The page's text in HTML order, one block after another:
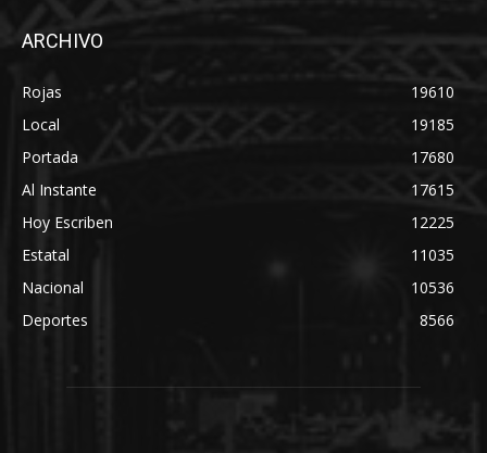
ARCHIVO
Rojas
19610
Local
19185
Portada
17680
Al Instante
17615
Hoy Escriben
12225
Estatal
11035
Nacional
10536
Deportes
8566